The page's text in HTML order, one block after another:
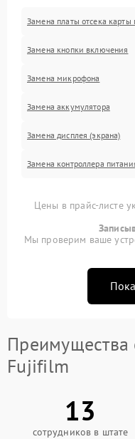
Замена платы отсека карты
Замена кнопки включения
Замена микрофона
Замена аккумулятора
Замена дисплея (экрана)
Замена контроллера
Цены в прайс-листе
Мы проверим ваше
Преимущества
Fujifilm
13
сотрудников в штате